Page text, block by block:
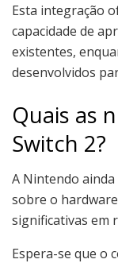
Esta integração
capacidade de
existentes,
desenvolvidos
Quais as
Switch 2?
A Nintendo
sobre o
significativas em
Espera-se que o